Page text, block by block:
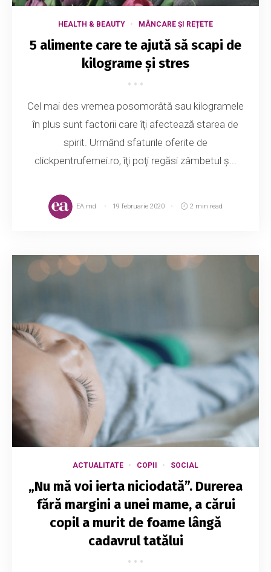
HEALTH & BEAUTY MÂNCARE ȘI REȚETE
5 alimente care te ajută să scapi de
kilograme și stres
Cel mai des vremea posomorâtă sau kilogramele
în plus sunt factorii care îţi afectează starea de
spirit. Urmând sfaturile oferite de
clickpentrufemei.ro, îţi poţi regăsi zâmbetul ş...
EA.md 19 februarie 2020 2 min read
ACTUALITATE COPII SOCIAL
„Nu mă voi ierta niciodată”. Durerea
fără margini a unei mame, a cărui
copil a murit de foame lângă
cadavrul tatălui